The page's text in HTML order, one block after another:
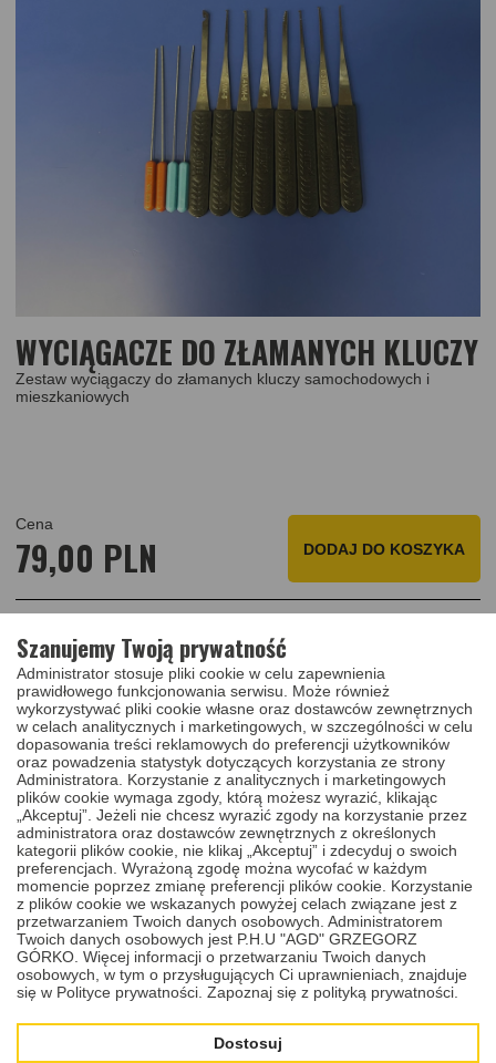
WYCIĄGACZE DO ZŁAMANYCH KLUCZY
Zestaw wyciągaczy do złamanych kluczy samochodowych i
mieszkaniowych
Cena
79,00 PLN DODAJ DO KOSZYKA
PRODUKTY I USŁUGI
POWIĄZANE
NAPRAWA STACYJKI SUZUKI
JIMNY III 1998 - 2018
NAPRAWA
Szanujemy Twoją prywatność
Administrator stosuje pliki cookie w celu zapewnienia
prawidłowego funkcjonowania serwisu. Może również
wykorzystywać pliki cookie własne oraz dostawców zewnętrznych
w celach analitycznych i marketingowych, w szczególności w celu
dopasowania treści reklamowych do preferencji użytkowników
oraz powadzenia statystyk dotyczących korzystania ze strony
Administratora. Korzystanie z analitycznych i marketingowych
plików cookie wymaga zgody, którą możesz wyrazić, klikając
„Akceptuj”. Jeżeli nie chcesz wyrazić zgody na korzystanie przez
administratora oraz dostawców zewnętrznych z określonych
kategorii plików cookie, nie klikaj „Akceptuj” i zdecyduj o swoich
preferencjach. Wyrażoną zgodę można wycofać w każdym
momencie poprzez zmianę preferencji plików cookie. Korzystanie
z plików cookie we wskazanych powyżej celach związane jest z
przetwarzaniem Twoich danych osobowych. Administratorem
Twoich danych osobowych jest P.H.U "AGD" GRZEGORZ
GÓRKO. Więcej informacji o przetwarzaniu Twoich danych
osobowych, w tym o przysługujących Ci uprawnieniach, znajduje
się w Polityce prywatności. Zapoznaj się z polityką prywatności.
Dostosuj